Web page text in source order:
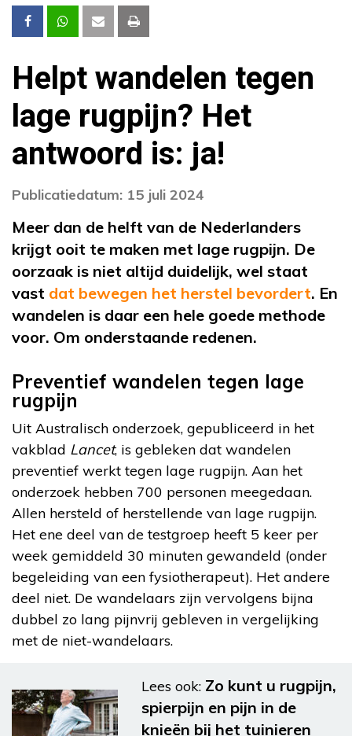
Helpt wandelen tegen
lage rugpijn? Het
antwoord is: ja!
Publicatiedatum: 15 juli 2024
Meer dan de helft van de Nederlanders
krijgt ooit te maken met lage rugpijn. De
oorzaak is niet altijd duidelijk, wel staat
vast dat bewegen het herstel bevordert. En
wandelen is daar een hele goede methode
voor. Om onderstaande redenen.
Preventief wandelen tegen lage
rugpijn
Uit Australisch onderzoek, gepubliceerd in het
vakblad Lancet, is gebleken dat wandelen
preventief werkt tegen lage rugpijn. Aan het
onderzoek hebben 700 personen meegedaan.
Allen hersteld of herstellende van lage rugpijn.
Het ene deel van de testgroep heeft 5 keer per
week gemiddeld 30 minuten gewandeld (onder
begeleiding van een fysiotherapeut). Het andere
deel niet. De wandelaars zijn vervolgens bijna
dubbel zo lang pijnvrij gebleven in vergelijking
met de niet-wandelaars.
Lees ook: Zo kunt u rugpijn,
spierpijn en pijn in de
knieën bij het tuinieren